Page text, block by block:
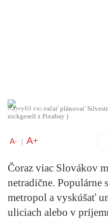
Najvyšší čas začať plánovať
nickgesell z Pixabay )
A- A+
Čoraz viac Slovákov
netradične. Populárne
metropol a vyskúšať
uliciach alebo v